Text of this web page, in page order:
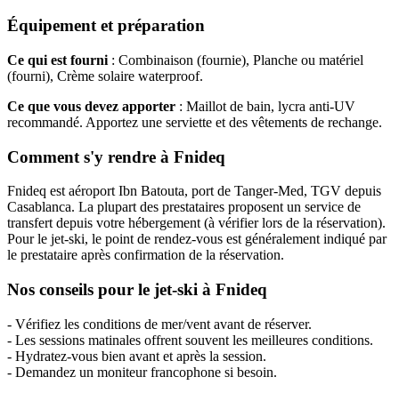
Équipement et préparation
Ce qui est fourni : Combinaison (fournie), Planche ou matériel
(fourni), Crème solaire waterproof.
Ce que vous devez apporter : Maillot de bain, lycra anti-UV
recommandé. Apportez une serviette et des vêtements de rechange.
Comment s'y rendre à Fnideq
Fnideq est aéroport Ibn Batouta, port de Tanger-Med, TGV depuis
Casablanca. La plupart des prestataires proposent un service de
transfert depuis votre hébergement (à vérifier lors de la réservation).
Pour le jet-ski, le point de rendez-vous est généralement indiqué par
le prestataire après confirmation de la réservation.
Nos conseils pour le jet-ski à Fnideq
- Vérifiez les conditions de mer/vent avant de réserver.
- Les sessions matinales offrent souvent les meilleures conditions.
- Hydratez-vous bien avant et après la session.
- Demandez un moniteur francophone si besoin.